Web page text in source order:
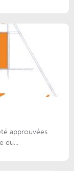
approuvées